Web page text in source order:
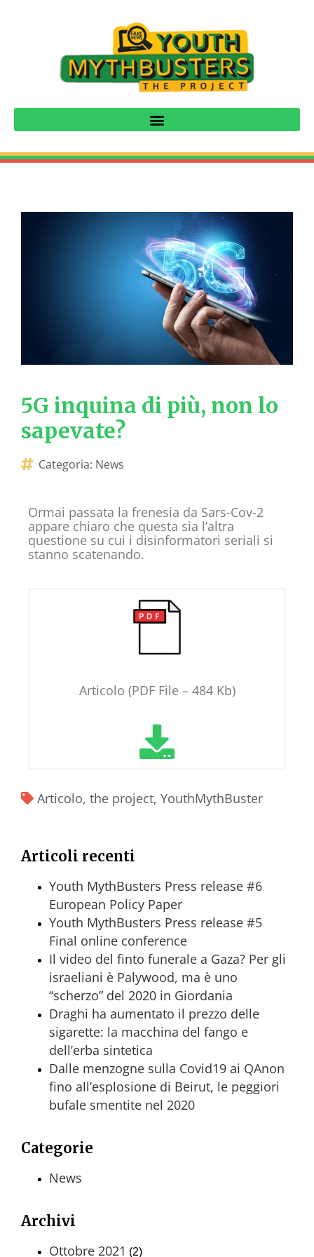
5G inquina di più, non lo
sapevate?
Categoria: News
Ormai passata la frenesia da Sars-Cov-2
appare chiaro che questa sia l’altra
questione su cui i disinformatori seriali si
stanno scatenando.
Articolo (PDF File – 484 Kb)
Articolo, the project, YouthMythBuster
Articoli recenti
Youth MythBusters Press release #6
European Policy Paper
Youth MythBusters Press release #5
Final online conference
Il video del finto funerale a Gaza? Per gli
israeliani è Palywood, ma è uno
“scherzo” del 2020 in Giordania
Draghi ha aumentato il prezzo delle
sigarette: la macchina del fango e
dell’erba sintetica
Dalle menzogne sulla Covid19 ai QAnon
fino all’esplosione di Beirut, le peggiori
bufale smentite nel 2020
Categorie
News
Archivi
Ottobre 2021 (2)